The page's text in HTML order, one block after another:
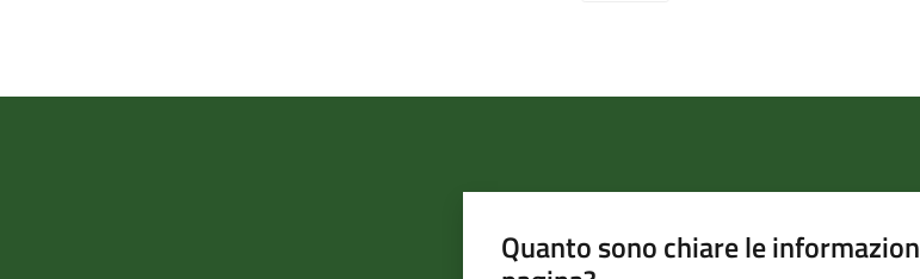
Quanto sono chiare le